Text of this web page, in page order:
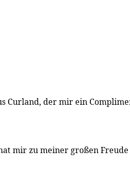
Curland, der mir ein
mir zu meiner großen